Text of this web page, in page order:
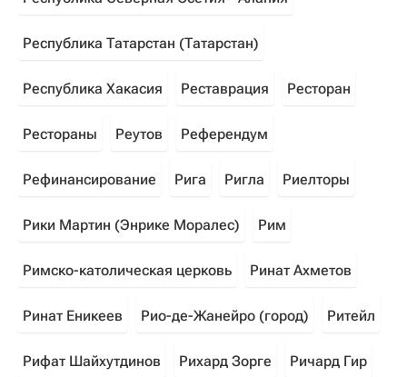
Республика Татарстан (Татарстан)
Республика Хакасия Реставрация Ресторан
Рестораны Реутов Референдум
Рефинансирование Рига Ригла Риелторы
Рики Мартин (Энрике Моралес) Рим
Римско-католическая церковь Ринат Ахметов
Ринат Еникеев Рио-де-Жанейро (город) Ритейл
Рифат Шайхутдинов Рихард Зорге Ричард Гир